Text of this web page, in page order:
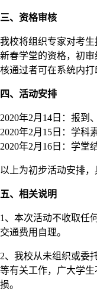
三、资格审核
我校将组织专家对考
新春学堂的资格，初
核通过者可在系统内打
四、活动安排
2020年2月14日：报到
2020年2月15日：学科
2020年2月16日：学堂
以上为初步活动安排，
五、相关说明
1、本次活动不收取任
交通费用自理。
2、我校从未组织或委
等有关工作，广大学
损。